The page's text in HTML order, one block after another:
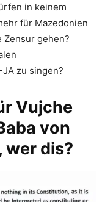
in keinem
für Mazedonien
gehen?
zu singen?
Vujche
von
wer dis?